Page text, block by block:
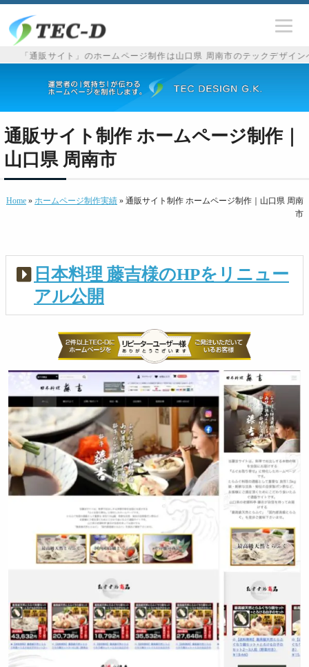
通販サイト」のホームページ制作は山口県 周南市のテックデザインへ。
通販サイト制作 ホームページ制作｜
山口県 周南市
Home » ホームページ制作実績 » 通販サイト制作 ホームページ制作｜山口県 周南
市
日本料理 藤吉様のHPをリニュー
アル公開